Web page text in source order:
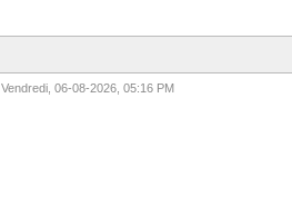
Vendredi, 06-08-2026, 05:16 PM